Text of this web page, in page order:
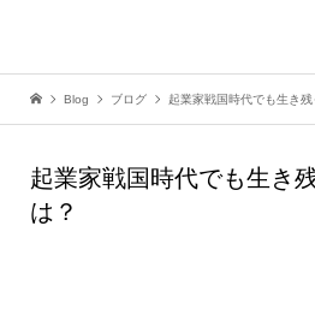
Blog ブログ 起業家戦国時代でも生き
起業家戦国時代でも生き
は？